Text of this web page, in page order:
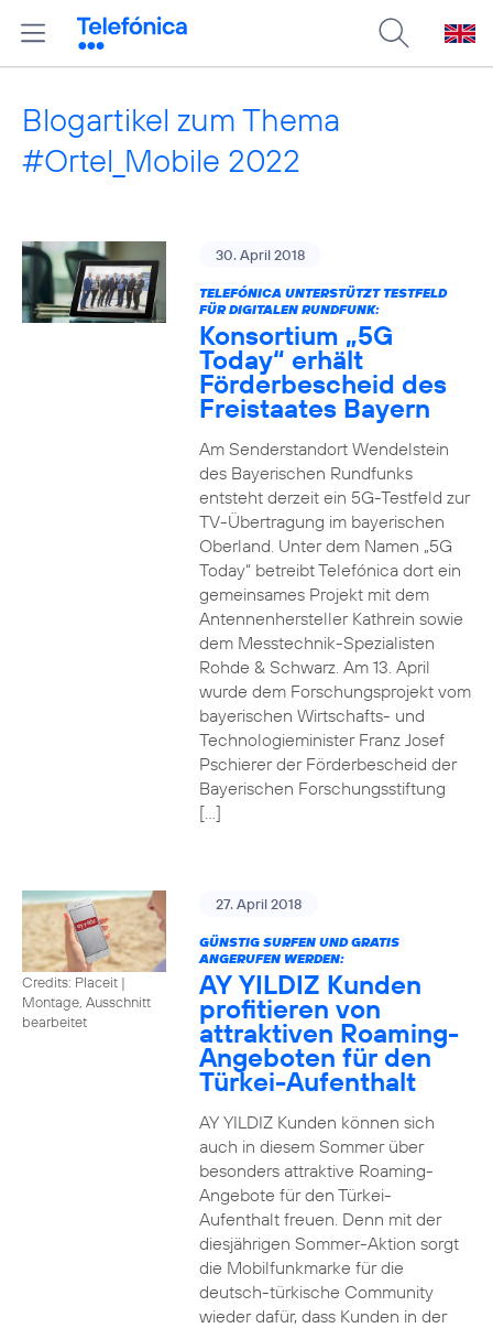
Blogartikel zum Thema
#Ortel_Mobile 2022
30. April 2018
TELEFÓNICA UNTERSTÜTZT TESTFELD
FÜR DIGITALEN RUNDFUNK:
Konsortium „5G
Today“ erhält
Förderbescheid des
Freistaates Bayern
Am Senderstandort Wendelstein
des Bayerischen Rundfunks
entsteht derzeit ein 5G-Testfeld zur
TV-Übertragung im bayerischen
Oberland. Unter dem Namen „5G
Today“ betreibt Telefónica dort ein
gemeinsames Projekt mit dem
Antennenhersteller Kathrein sowie
dem Messtechnik-Spezialisten
Rohde & Schwarz. Am 13. April
wurde dem Forschungsprojekt vom
bayerischen Wirtschafts- und
Technologieminister Franz Josef
Pschierer der Förderbescheid der
Bayerischen Forschungsstiftung
[…]
Credits: Placeit |
Montage, Ausschnitt
bearbeitet
27. April 2018
GÜNSTIG SURFEN UND GRATIS
ANGERUFEN WERDEN:
AY YILDIZ Kunden
profitieren von
attraktiven Roaming-
Angeboten für den
Türkei-Aufenthalt
AY YILDIZ Kunden können sich
auch in diesem Sommer über
besonders attraktive Roaming-
Angebote für den Türkei-
Aufenthalt freuen. Denn mit der
diesjährigen Sommer-Aktion sorgt
die Mobilfunkmarke für die
deutsch-türkische Community
wieder dafür, dass Kunden in der